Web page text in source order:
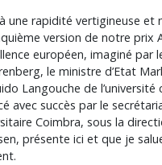
une rapidité vertigineuse et
version de notre prix
européen, imaginé par
le ministre d’Etat
Langouche de l’université
avec succès par le
Coimbra, sous la
présente ici et que je